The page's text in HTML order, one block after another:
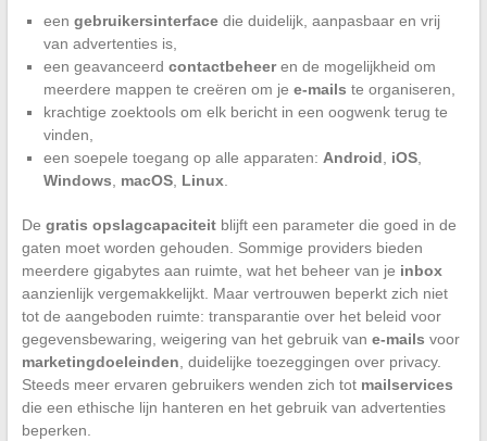
een gebruikersinterfacedie duidelijk, aanpasbaar en vrij
van advertenties is,
een geavanceerd contactbeheeren de mogelijkheid om
meerdere mappen te creëren om je e-mails te organiseren,
krachtige zoektools om elk bericht in een oogwenk terug te
vinden,
een soepele toegang op alle apparaten: Android iOS,
Windows
macOS, Linux.
De gratis opslagcapaciteitblijft een parameter die goed in de
gaten moet worden gehouden. Sommige providers bieden
meerdere gigabytes aan ruimte, wat het beheer van je inbox
aanzienlijk vergemakkelijkt. Maar vertrouwen beperkt zich niet
tot de aangeboden ruimte: transparantie over het beleid voor
gegevensbewaring, weigering van het gebruik van e-mails voor
marketingdoeleinden , duidelijke toezeggingen over privacy.
Steeds meer ervaren gebruikers wenden zich tot mailservices
die een ethische lijn hanteren en het gebruik van advertenties
beperken.